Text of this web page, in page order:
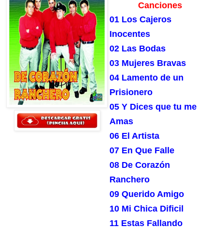
Canciones
01 Los Cajeros
Inocentes
02 Las Bodas
03 Mujeres Bravas
04 Lamento de un
Prisionero
05 Y Dices que tu me
Amas
06 El Artista
07 En Que Falle
08 De Corazón
Ranchero
09 Querido Amigo
10 Mi Chica Dificil
11 Estas Fallando